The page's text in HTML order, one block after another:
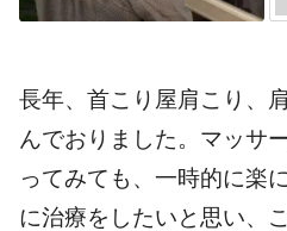
長年、首こり屋肩こり、
んでおりました。マッサ
ってみても、一時的に楽
に治療をしたいと思い、